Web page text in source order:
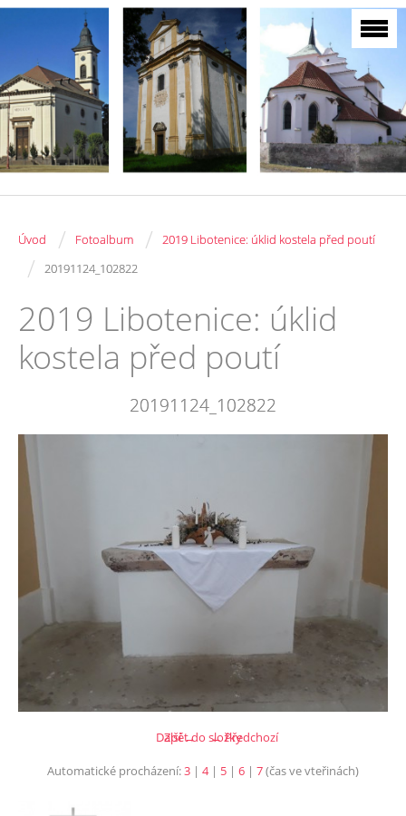
Úvod / Fotoalbum / 2019 Libotenice: úklid kostela před poutí
/ 20191124_102822
2019 Libotenice: úklid
kostela před poutí
20191124_102822
← Předchozí
Další →
Zpět do složky
Automatické procházení:3 | 4| 5 | 6 | 7(čas ve vteřinách)